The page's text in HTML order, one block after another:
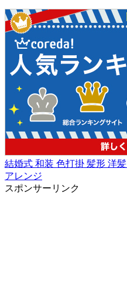
結婚式 和装 色打掛 髪形 洋髪
アレンジ
スポンサーリンク